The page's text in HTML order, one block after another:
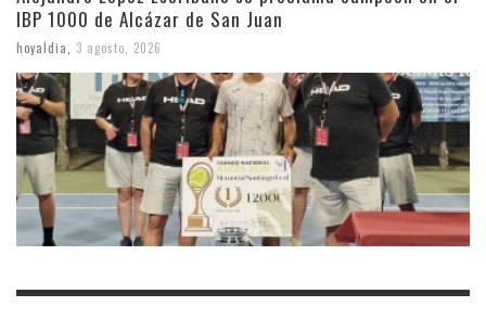
IBP 1000 de Alcázar de San Juan
hoyaldia 3 agosto, 2026